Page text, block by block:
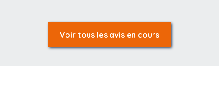
Voir tous les avis en cours